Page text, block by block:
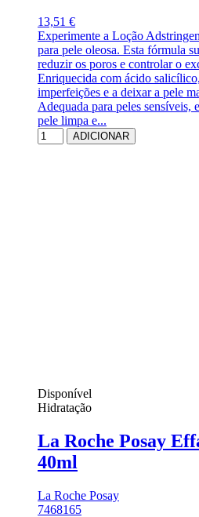
13,51 €
Experimente a Loção
para pele oleosa. Esta fórmula
reduzir os poros e controlar o
Enriquecida com ácido
imperfeições e a deixar a pele
Adequada para peles sensíveis,
pele limpa e...
ADICIONAR
Disponível
Hidratação
La Roche Posay
40ml
La Roche Posay
7468165